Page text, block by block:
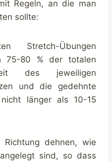
Regeln, an die man
sollte:
Stretch-Übungen
75-80 % der totalen
des jeweiligen
und die gedehnte
länger als 10-15
dehnen, wie
sind, so dass